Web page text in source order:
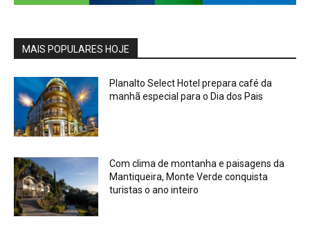
MAIS POPULARES HOJE
Planalto Select Hotel prepara café da
manhã especial para o Dia dos Pais
Com clima de montanha e paisagens da
Mantiqueira, Monte Verde conquista
turistas o ano inteiro